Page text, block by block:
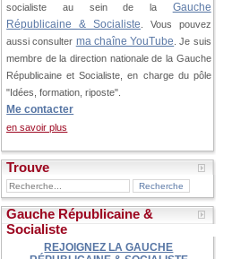
socialiste au sein de la Gauche
Républicaine & Socialiste . Vous pouvez
aussi consulter ma chaîne YouTube . Je suis
membre de la direction nationale de la Gauche
Républicaine et Socialiste, en charge du pôle
"Idées, formation, riposte".
Me contacter
en savoir plus
Trouve
Gauche Républicaine &
Socialiste
REJOIGNEZ LA GAUCHE